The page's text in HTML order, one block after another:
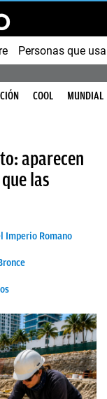
Personas que
COOL MUNDIAL
aparecen
las
Imperio Romano